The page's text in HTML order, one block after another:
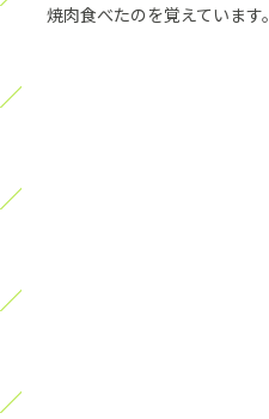
焼肉食べたのを覚えています。